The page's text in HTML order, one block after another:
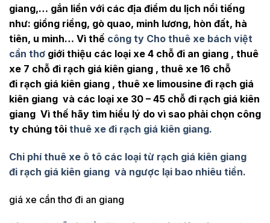
giang,… gắn liền với các địa điểm du lịch nổi tiếng
như: giồng riềng, gò quao, minh lương, hòn đất, hà
tiên, u minh… Vì thế công ty Cho thuê xe bách việt
cần thơ giới thiệu các loại xe 4 chỗ đi an giang , thuê
xe 7 chỗ đi rạch giá kiên giang , thuê xe 16 chỗ
đi rạch giá kiên giang , thuê xe limousine đi rạch giá
kiên giang và các loại xe 30 – 45 chỗ đi rạch giá kiên
giang Vì thế hãy tìm hiểu lý do vì sao phải chọn công
ty chúng tôi thuê xe đi rạch giá kiên giang.
Chi phí thuê xe ô tô các loại từ rạch giá kiên giang
đi rạch giá kiên giang và ngược lại bao nhiêu tiền.
giá xe cần thơ đi an giang